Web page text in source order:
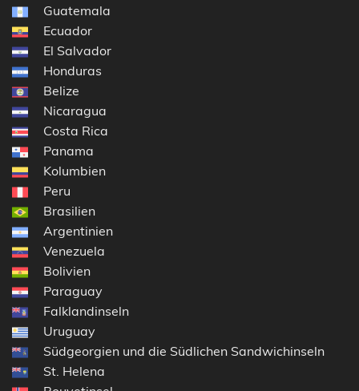
Guatemala
Ecuador
El Salvador
Honduras
Belize
Nicaragua
Costa Rica
Panama
Kolumbien
Peru
Brasilien
Argentinien
Venezuela
Bolivien
Paraguay
Falklandinseln
Uruguay
Südgeorgien und die Südlichen Sandwichinseln
St. Helena